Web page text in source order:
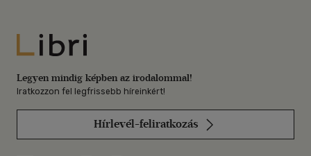
Libri
Legyen mindig képben az irodalommal!
Iratkozzon fel legfrissebb híreinkért!
Hírlevél-feliratkozás